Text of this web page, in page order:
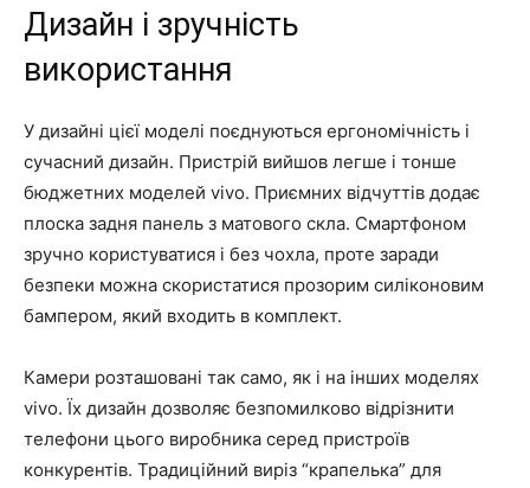
Дизайн і зручність
використання
У дизайні цієї моделі поєднуються ергономічність і
сучасний дизайн. Пристрій вийшов легше і тонше
бюджетних моделей vivo. Приємних відчуттів додає
плоска задня панель з матового скла. Смартфоном
зручно користуватися і без чохла, проте заради
безпеки можна скористатися прозорим силіконовим
бампером, який входить в комплект.
Камери розташовані так само, як і на інших моделях
vivo. Їх дизайн дозволяє безпомилково відрізнити
телефони цього виробника серед пристроїв
конкурентів. Традиційний виріз “крапелька” для